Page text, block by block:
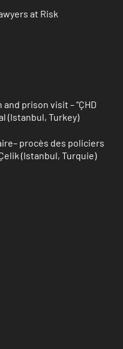
at Risk
prison visit – “ÇHD
(Istanbul, Turkey)
procès des policiers
(Istanbul, Turquie)